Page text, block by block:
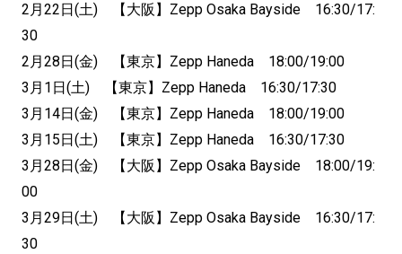
2月22日(土) 【大阪】Zepp Osaka Bayside 16:30/17:
30
2月28日(金) 【東京】Zepp Haneda 18:00/19:00
3月1日(土) 【東京】Zepp Haneda 16:30/17:30
3月14日(金) 【東京】Zepp Haneda 18:00/19:00
3月15日(土) 【東京】Zepp Haneda 16:30/17:30
3月28日(金) 【大阪】Zepp Osaka Bayside 18:00/19:
00
3月29日(土) 【大阪】Zepp Osaka Bayside 16:30/17:
30